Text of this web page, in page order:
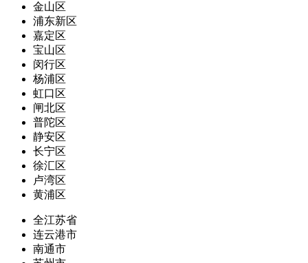
金山区
浦东新区
嘉定区
宝山区
闵行区
杨浦区
虹口区
闸北区
普陀区
静安区
长宁区
徐汇区
卢湾区
黄浦区
全江苏省
连云港市
南通市